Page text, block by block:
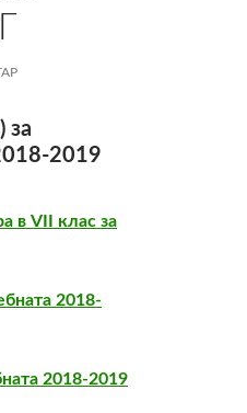
за
2019
в VII клас за
2018-
2018-2019